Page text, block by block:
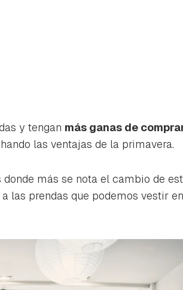
y tengan más ganas de
las ventajas de la primavera.
más se nota el cambio de
las prendas que podemos vestir en